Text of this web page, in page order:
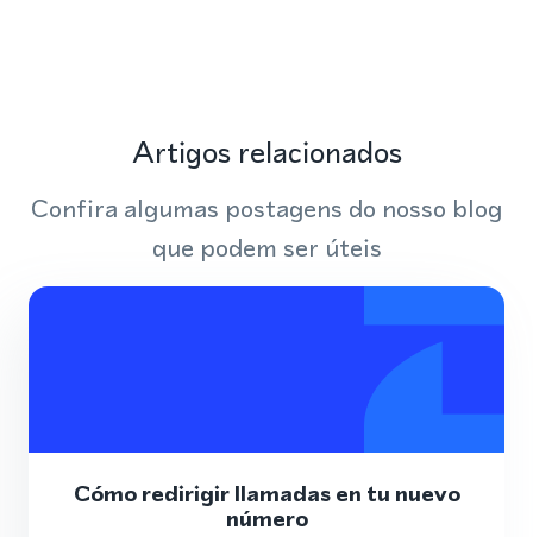
Artigos relacionados
Confira algumas postagens do nosso blog
que podem ser úteis
Cómo redirigir llamadas en tu nuevo
número